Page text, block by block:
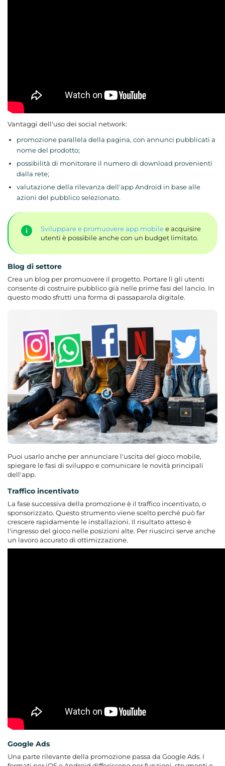
Vantaggi dell'uso dei social network:
promozione parallela della pagina, con annunci pubblicati a
nome del prodotto;
possibilità di monitorare il numero di download provenienti
dalla rete;
valutazione della rilevanza dell'app Android in base alle
azioni del pubblico selezionato.
Sviluppare e promuovere app mobilee acquisire
utenti è possibile anche con un budget limitato.
Blog di settore
Crea un blog per promuovere il progetto. Portare lì gli utenti
consente di costruire pubblico già nelle prime fasi del lancio. In
questo modo sfrutti una forma di passaparola digitale.
Puoi usarlo anche per annunciare l'uscita del gioco mobile,
spiegare le fasi di sviluppo e comunicare le novità principali
dell'app.
Traffico incentivato
La fase successiva della promozione è il traffico incentivato, o
sponsorizzato. Questo strumento viene scelto perché può far
crescere rapidamente le installazioni. Il risultato atteso è
l'ingresso del gioco nelle posizioni alte. Per riuscirci serve anche
un lavoro accurato di ottimizzazione.
Google Ads
Una parte rilevante della promozione passa da Google Ads. I